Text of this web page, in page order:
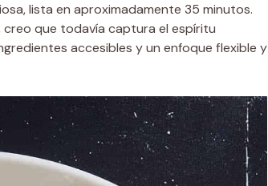
lista en aproximadamente 35 minutos.
que todavía captura el espíritu
accesibles y un enfoque flexible y